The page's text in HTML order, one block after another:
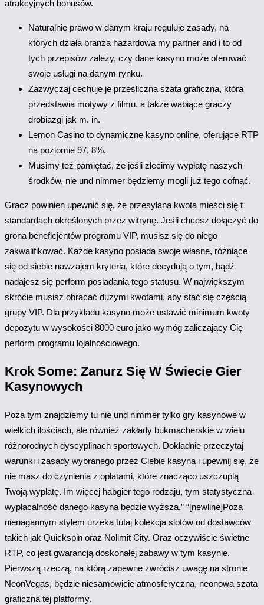
atrakcyjnych bonusów.
Naturalnie prawo w danym kraju reguluje zasady, na
których działa branża hazardowa my partner and i to od
tych przepisów zależy, czy dane kasyno może oferować
swoje usługi na danym rynku.
Zazwyczaj cechuje je prześliczna szata graficzna, która
przedstawia motywy z filmu, a także wabiące graczy
drobiazgi jak m. in.
Lemon Casino to dynamiczne kasyno online, oferujące RTP
na poziomie 97, 8%.
Musimy też pamiętać, że jeśli zlecimy wypłatę naszych
środków, nie und nimmer będziemy mogli już tego cofnąć.
Gracz powinien upewnić się, że przesyłana kwota mieści się t
standardach określonych przez witrynę. Jeśli chcesz dołączyć do
grona beneficjentów programu VIP, musisz się do niego
zakwalifikować. Każde kasyno posiada swoje własne, różniące
się od siebie nawzajem kryteria, które decydują o tym, bądź
nadajesz się perform posiadania tego statusu. W największym
skrócie musisz obracać dużymi kwotami, aby stać się częścią
grupy VIP. Dla przykładu kasyno może ustawić minimum kwoty
depozytu w wysokości 8000 euro jako wymóg zaliczający Cię
perform programu lojalnościowego.
Krok Some: Zanurz Się W Świecie Gier
Kasynowych
Poza tym znajdziemy tu nie und nimmer tylko gry kasynowe w
wielkich ilościach, ale również zakłady bukmacherskie w wielu
różnorodnych dyscyplinach sportowych. Dokładnie przeczytaj
warunki i zasady wybranego przez Ciebie kasyna i upewnij się, że
nie masz do czynienia z opłatami, które znacząco uszczuplą
Twoją wypłatę. Im więcej habgier tego rodzaju, tym statystyczna
wypłacalność danego kasyna będzie wyższa.” “[newline]Poza
nienagannym stylem urzeka tutaj kolekcja slotów od dostawców
takich jak Quickspin oraz Nolimit City. Oraz oczywiście świetne
RTP, co jest gwarancją doskonałej zabawy w tym kasynie.
Pierwszą rzeczą, na którą zapewne zwrócisz uwagę na stronie
NeonVegas, będzie niesamowicie atmosferyczna, neonowa szata
graficzna tej platformy.